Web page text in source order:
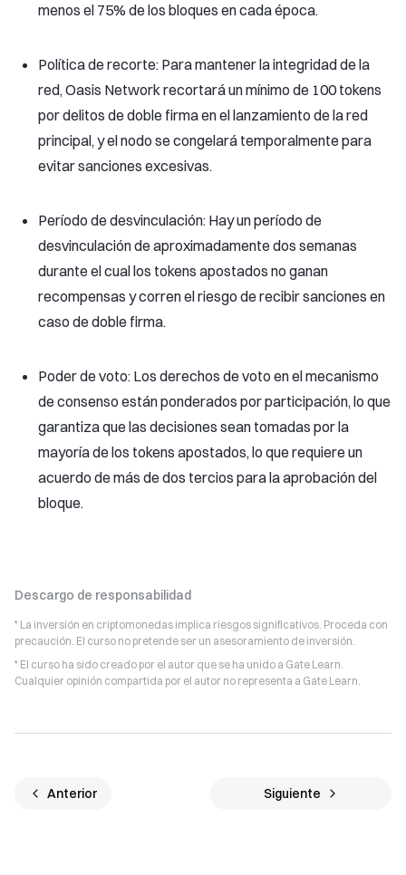
menos el 75% de los bloques en cada época.
Política de recorte: Para mantener la integridad de la
red, Oasis Network recortará un mínimo de 100 tokens
por delitos de doble firma en el lanzamiento de la red
principal, y el nodo se congelará temporalmente para
evitar sanciones excesivas.
Período de desvinculación: Hay un período de
desvinculación de aproximadamente dos semanas
durante el cual los tokens apostados no ganan
recompensas y corren el riesgo de recibir sanciones en
caso de doble firma.
Poder de voto: Los derechos de voto en el mecanismo
de consenso están ponderados por participación, lo que
garantiza que las decisiones sean tomadas por la
mayoría de los tokens apostados, lo que requiere un
acuerdo de más de dos tercios para la aprobación del
bloque.
Descargo de responsabilidad
* La inversión en criptomonedas implica riesgos significativos. Proceda con
precaución. El curso no pretende ser un asesoramiento de inversión.
* El curso ha sido creado por el autor que se ha unido a Gate Learn.
Cualquier opinión compartida por el autor no representa a Gate Learn.
Anterior Siguiente